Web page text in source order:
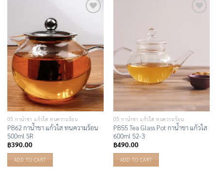
05 กาน้ำชา แก้วใส ทนความร้อน
PB62 กาน้ำชา แก้วใส ทนความร้อน
500ml SR
฿390.00
ADD TO CART
05 กาน้ำชา แก้วใส ทนความร้อน
PB55 Tea Glass Pot กาน้ำชา แก้วใส
600ml 52-3
฿490.00
ADD TO CART